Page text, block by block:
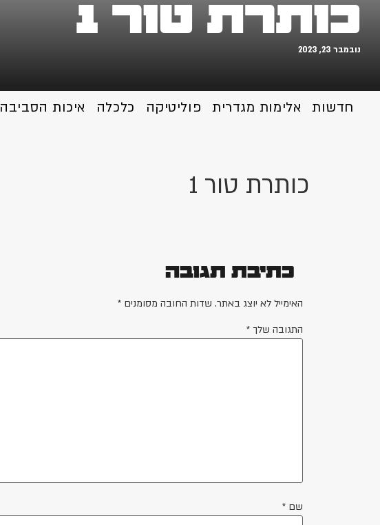
כותרת טור 1
נובמבר 23, 2023
חדשות אלימות מגדרית פוליטיקה כלכלה איכות הסביבה
כותרת טור 1
כתיבת תגובה
האימייל לא יוצג באתר. שדות החובה מסומנים *
התגובה שלך *
שם *